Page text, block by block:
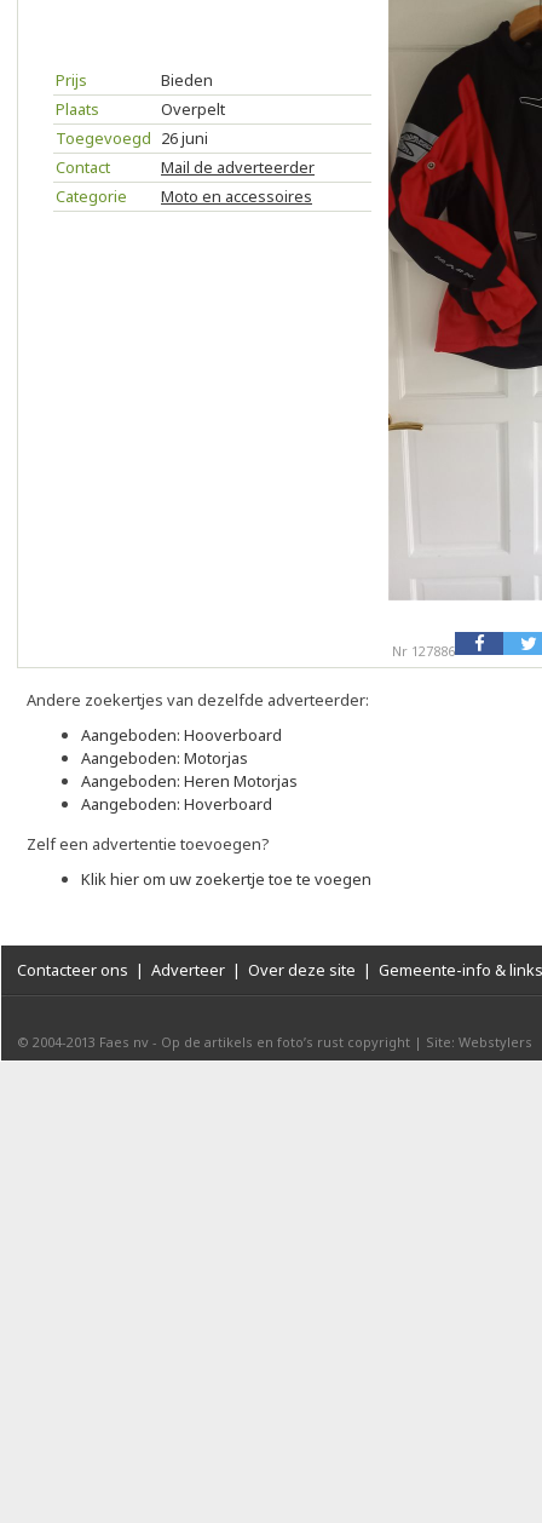
Prijs
Bieden
Plaats
Overpelt
Toegevoegd 26 juni
Contact
Mail de adverteerder
Categorie
Moto en accessoires
Nr 127886
Andere zoekertjes van dezelfde adverteerder:
Aangeboden: Hooverboard
Aangeboden: Motorjas
Aangeboden: Heren Motorjas
Aangeboden: Hoverboard
Zelf een advertentie toevoegen?
Klik hier om uw zoekertje toe te voegen
Contacteer ons | Adverteer | Over deze site | Gemeente-info & links
© 2004-2013 Faes nv - Op de artikels en foto’s rust copyright | Site: Webstylers